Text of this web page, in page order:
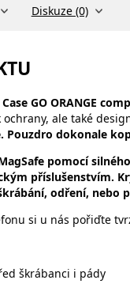
Diskuze (0)
GO ORANGE
ale také
Pouzdro dokonale
pomocí
příslušenstvím.
odření, nebo
si u nás pořiďte
:
škrábanci i pády